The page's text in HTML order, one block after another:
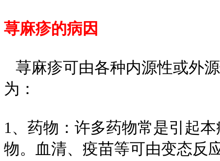
荨麻疹的病因
荨麻疹可由各种内源性或外
为：
1、药物：许多药物常是引起
物。血清、疫苗等可由变态反